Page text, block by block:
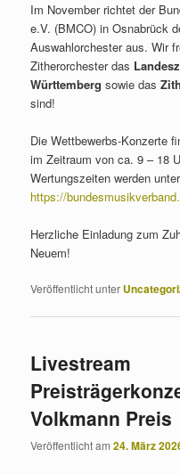
Im November richtet der
e.V. (BMCO) in Osnabrück
Auswahlorchester aus. Wir
Zitherorchester das
Württemberg sowie das
sind!
Die Wettbewerbs-Konzerte
im Zeitraum von ca. 9 – 18
Wertungszeiten werden unter
https://
Herzliche Einladung zum
Neuem!
Veröffentlicht unter
Livestream
Volkmann Preis
Veröffentlicht am24. März